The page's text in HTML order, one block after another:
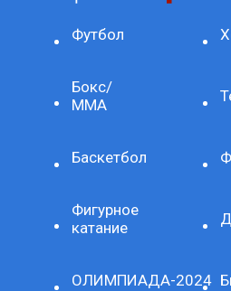
Футбол
Бокс/
ММА
Баскетбол
Фигурное
катание
ОЛИМПИАДА-2024